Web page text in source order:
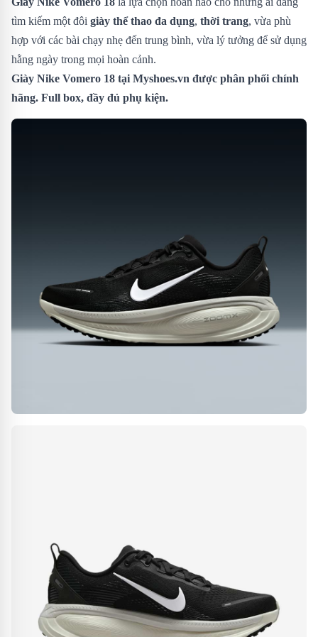
tìm kiếm một đôi giày thể thao đa dụng, thời trang, vừa phù
hợp với các bài chạy nhẹ đến trung bình, vừa lý tưởng để sử dụng
hằng ngày trong mọi hoàn cảnh.
Giày Nike Vomero 18 tại Myshoes.vn được phân phối chính
hãng. Full box, đầy đủ phụ kiện.